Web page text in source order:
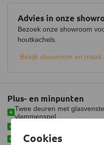
Plus- en minpunten
Twee deuren met
vlammenspel
Hoog rendement door
Advies in onze
Bezoek onze showroom
houtkachels.
Bekijk showroom en
Hout opbergruimte
Luchtregelaar
Aansluiting
Fijnstof per kubieke meter
Gemiddelde CO emissie
Schoneruitsysteem
Cookies